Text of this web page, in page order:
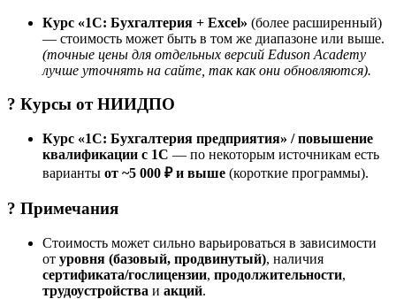
Курс «1С: Бухгалтерия + Excel» (более расширенный)
— стоимость может быть в том же диапазоне или выше.
(точные цены для отдельных версий Eduson Academy
лучше уточнять на сайте, так как они обновляются).
? Курсы отНИИДПО
Курс «1С: Бухгалтерия предприятия» / повышение
квалификации с 1С — по некоторым источникам есть
варианты от ~5 000 ₽ и выше (короткие программы).
? Примечания
Стоимость может сильно варьироваться в зависимости
от уровня (базовый, продвинутый), наличия
сертификата/гослицензии, продолжительности,
трудоустройства и акций.